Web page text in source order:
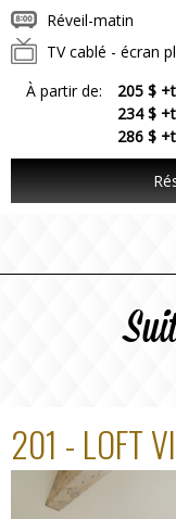
Réveil-matin
TV cablé - écran
À partir de:
205 $
234 $
286 $
201 - LOFT